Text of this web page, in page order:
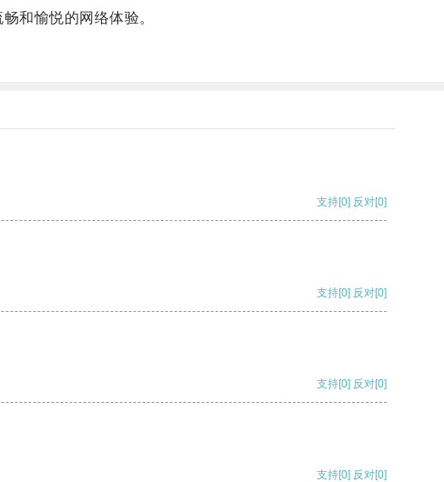
和愉悦的网络体验。
支持[0] 反对[0]
支持[0] 反对[0]
支持[0] 反对[0]
支持[0] 反对[0]